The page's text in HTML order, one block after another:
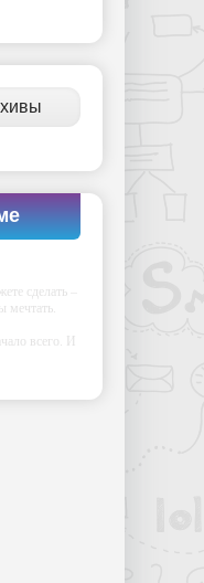
сделать –
мечтать.
всего. И